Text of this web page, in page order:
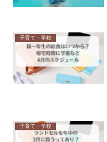
子育て・学校
子育て・学校